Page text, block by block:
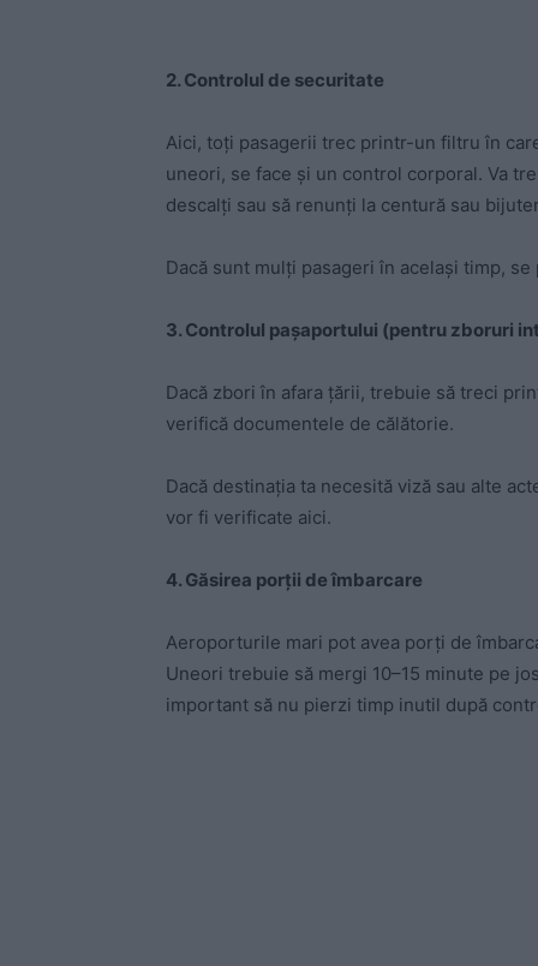
2. Controlul de securitate
Aici, toți pasagerii trec printr-un filtru în
uneori, se face și un control corporal. Va
descalți sau să renunți la centură sau
Dacă sunt mulți pasageri în același timp,
3. Controlul pașaportului (pentru zboruri
Dacă zbori în afara țării, trebuie să treci
verifică documentele de călătorie.
Dacă destinația ta necesită viză sau alte
vor fi verificate aici.
4. Găsirea porții de îmbarcare
Aeroporturile mari pot avea porți de
Uneori trebuie să mergi 10–15 minute pe
important să nu pierzi timp inutil după